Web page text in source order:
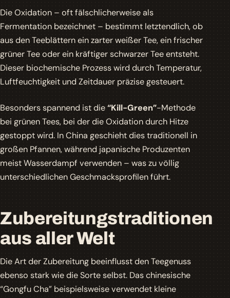
Die Oxidation – oft fälschlicherweise als
Fermentation bezeichnet – bestimmt letztendlich, ob
aus den Teeblättern ein zarterweißer Tee, ein frischer
grüner Teeoder ein kräftigerschwarzer Teeentsteht.
Dieser biochemische Prozess wird durch Temperatur,
Luftfeuchtigkeit und Zeitdauer präzise gesteuert.
Besonders spannend ist die“Kill-Green”-Methode
bei grünen Tees, bei der die Oxidation durch Hitze
gestoppt wird. In China geschieht dies traditionell in
großen Pfannen, während japanische Produzenten
meist Wasserdampf verwenden – was zu völlig
unterschiedlichen Geschmacksprofilen führt.
Zubereitungstraditionen
aus aller Welt
Die Art der Zubereitung beeinflusst den Teegenuss
ebenso stark wie die Sorte selbst. Das chinesische
“Gongfu Cha”beispielsweise verwendet kleine